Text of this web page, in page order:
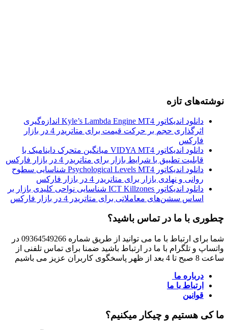
نوشته‌های تازه
دانلود اندیکاتور Kyle’s Lambda Engine MT4 اندازه‌گیری
اثرگذاری حجم بر حرکت قیمت برای متاتریدر 4 در بازار
فارکس
دانلود اندیکاتور VIDYA MT4 میانگین متحرک داینامیک با
قابلیت تطبیق با شرایط بازار برای متاتریدر 4 در بازار فارکس
دانلود اندیکاتور Psychological Levels MT4 شناسایی سطوح
روانی و نهادی بازار برای متاتریدر 4 در بازار فارکس
دانلود اندیکاتور ICT Killzones شناسایی نواحی کلیدی بازار بر
اساس سشن‌های معاملاتی برای متاتریدر 4 در بازار فارکس
چطوری با ما در تماس باشید؟
شما برای ارتباط با ما می توانید از طریق شماره 09364549266 در
واتساپ و تلگرام با ما در ارتباط باشید ضمنا برای تماس تلفنی از
ساعت 8 صبح تا 4 بعد از ظهر پاسخگوی کاربران عزیز می باشیم
درباره ما
ارتباط با ما
قوانین
ما کی هستیم و چیکار میکنیم؟